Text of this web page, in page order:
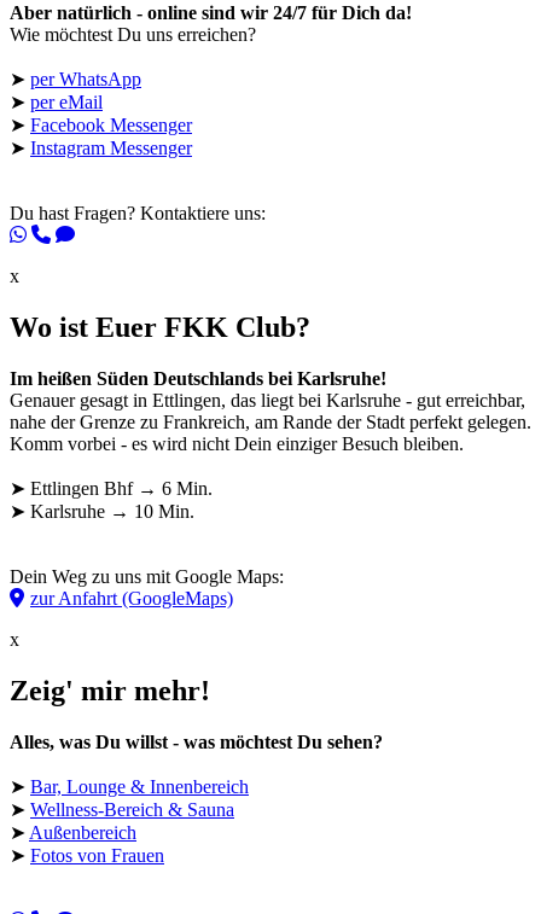
Aber natürlich - online sind wir 24/7 für Dich da!
Wie möchtest Du uns erreichen?
➤ per WhatsApp
➤ per eMail
➤ Facebook Messenger
➤ Instagram Messenger
Du hast Fragen? Kontaktiere uns:
x
Wo ist Euer FKK Club?
Im heißen Süden Deutschlands bei Karlsruhe!
Genauer gesagt in Ettlingen, das liegt bei Karlsruhe - gut erreichbar,
nahe der Grenze zu Frankreich, am Rande der Stadt perfekt gelegen.
Komm vorbei - es wird nicht Dein einziger Besuch bleiben.
➤ Ettlingen Bhf → 6 Min.
➤ Karlsruhe → 10 Min.
Dein Weg zu uns mit Google Maps:
zur Anfahrt (GoogleMaps)
x
Zeig' mir mehr!
Alles, was Du willst - was möchtest Du sehen?
➤ Bar, Lounge & Innenbereich
➤ Wellness-Bereich & Sauna
➤ Außenbereich
➤ Fotos von Frauen